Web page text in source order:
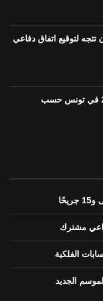
تتجه لتوقيع اتفاق دفاعي
موعد المولد النبوي 2026 في تونس حسب
مشترك
الجديد